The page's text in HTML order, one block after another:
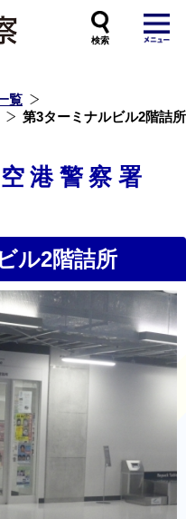
覧
第3ターミナルビル2階詰所
港警察署
ル2階詰所